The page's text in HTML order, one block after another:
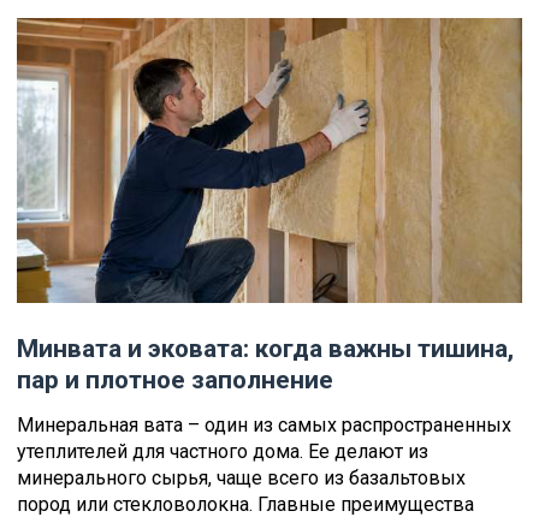
Минвата и эковата: когда важны тишина,
пар и плотное заполнение
Минеральная вата – один из самых распространенных
утеплителей для частного дома. Ее делают из
минерального сырья, чаще всего из базальтовых
пород или стекловолокна. Главные преимущества